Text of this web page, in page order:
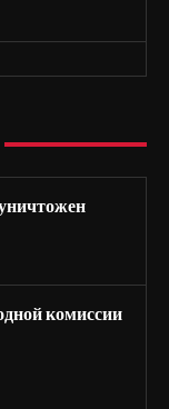
комиссии